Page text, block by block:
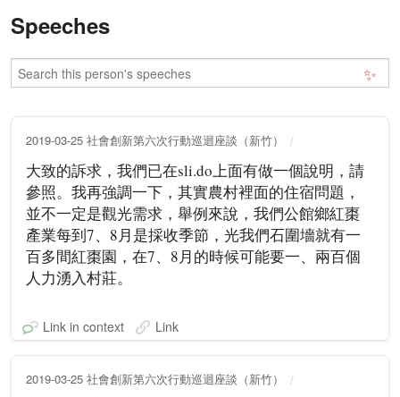
Speeches
✨
2019-03-25 社會創新第六次行動巡迴座談（新竹）
大致的訴求，我們已在sli.do上面有做一個說明，請
參照。我再強調一下，其實農村裡面的住宿問題，
並不一定是觀光需求，舉例來說，我們公館鄉紅棗
產業每到7、8月是採收季節，光我們石圍墻就有一
百多間紅棗園，在7、8月的時候可能要一、兩百個
人力湧入村莊。
Link in context Link
2019-03-25 社會創新第六次行動巡迴座談（新竹）